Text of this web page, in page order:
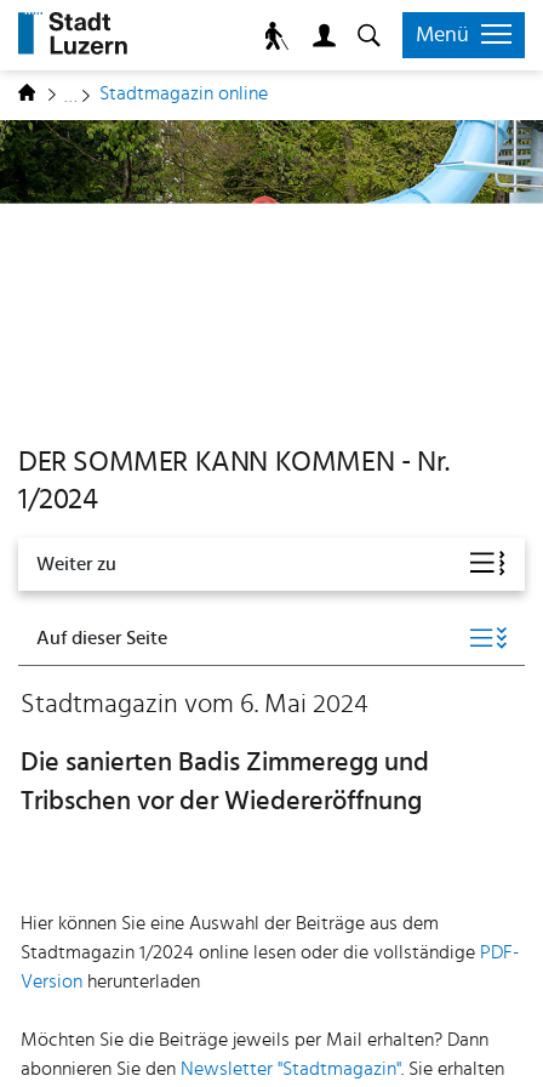
zur Startseite
Direkt zur Hauptnavigation
Direkt zum Inhalt
Direkt zur Suche
Direkt zum Stichwortverzeichnis
Kopfzeile Menü
Inhalt Stadtmagazin online(ausgewählt)
DER SOMMER KANN KOMMEN - Nr.
1/2024
Stadtmagazin vom 6. Mai 2024
Die sanierten Badis Zimmeregg und
Tribschen vor der Wiedereröffnung
Hier können Sie eine Auswahl der Beiträge aus dem
Stadtmagazin 1/2024 online lesen oder die vollständige PDF-
Version herunterladen
Möchten Sie die Beiträge jeweils per Mail erhalten? Dann
abonnieren Sie den Newsletter "Stadtmagazin" . Sie erhalten
Weiter zu
Auf dieser Seite